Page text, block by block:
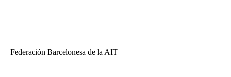
Federación Barcelonesa de la AIT